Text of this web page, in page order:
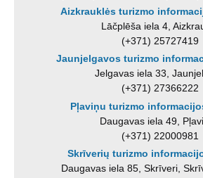
Aizkrauklės turizmo
Lāčplēša iela 4,
(+371) 25727419
Jaunjelgavos turizmo
Jelgavas iela 33,
(+371) 27366222
Pļaviņu turizmo
Daugavas iela 49,
(+371) 22000981
Skrīverių turizmo
Daugavas iela 85, Skrīveri,